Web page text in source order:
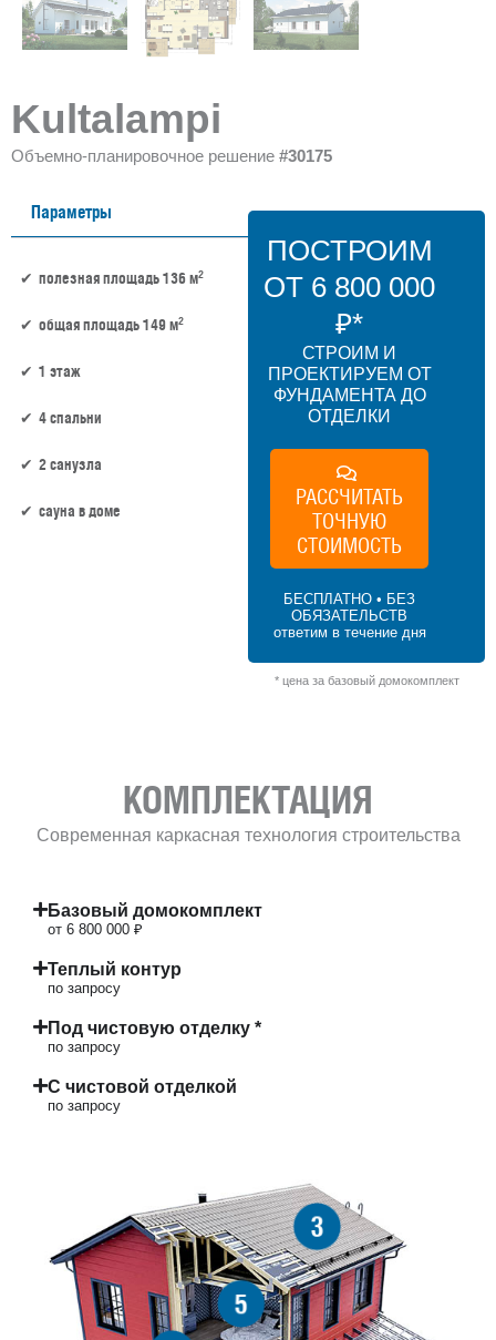
Kultalampi
Объемно-планировочное решение #30175
Параметры
полезная площадь 136 м2
общая площадь 149 м2
1 этаж
4 спальни
2 санузла
сауна в доме
ПОСТРОИМ
ОТ 6 800 000
₽*
СТРОИМ И
ПРОЕКТИРУЕМ ОТ
ФУНДАМЕНТА ДО
ОТДЕЛКИ
РАССЧИТАТЬ
ТОЧНУЮ
СТОИМОСТЬ
БЕСПЛАТНО • БЕЗ
ОБЯЗАТЕЛЬСТВ
ответим в течение дня
* цена за базовый домокомплект
КОМПЛЕКТАЦИЯ
Современная каркасная технология строительства
Базовый домокомплект
от 6 800 000 ₽
Теплый контур
по запросу
Под чистовую отделку *
по запросу
С чистовой отделкой
по запросу
3
5